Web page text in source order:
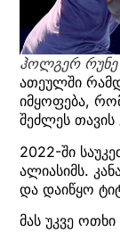
ჰოლგერ რუნე
ათეულში
იმყოფება,
შეძლეს თავის
2022-ში
ალიასიმს.
და დაიწყო
მას უკვე